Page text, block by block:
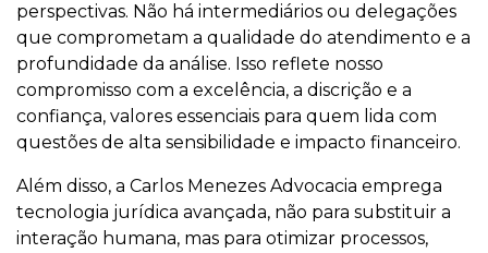
perspectivas. Não há intermediários ou delegações
que comprometam a qualidade do atendimento e a
profundidade da análise. Isso reflete nosso
compromisso com a excelência, a discrição e a
confiança, valores essenciais para quem lida com
questões de alta sensibilidade e impacto financeiro.
Além disso, a Carlos Menezes Advocacia emprega
tecnologia jurídica avançada, não para substituir a
interação humana, mas para otimizar processos,